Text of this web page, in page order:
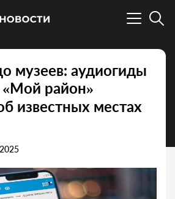
музеев: аудиогиды
район»
известных местах